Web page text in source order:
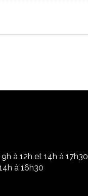
à 12h et 14h à 17h30
à 16h30